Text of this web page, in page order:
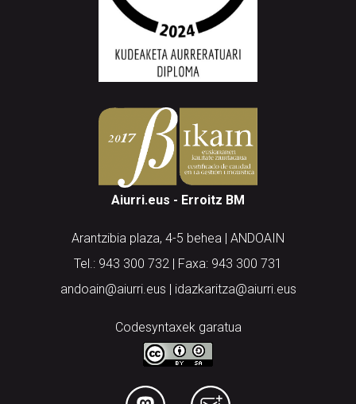
Aiurri.eus - Erroitz BM
Arantzibia plaza, 4-5 behea | ANDOAIN
Tel.: 943 300 732 | Faxa: 943 300 731
andoain@aiurri.eus | idazkaritza@aiurri.eus
Codesyntaxek garatua